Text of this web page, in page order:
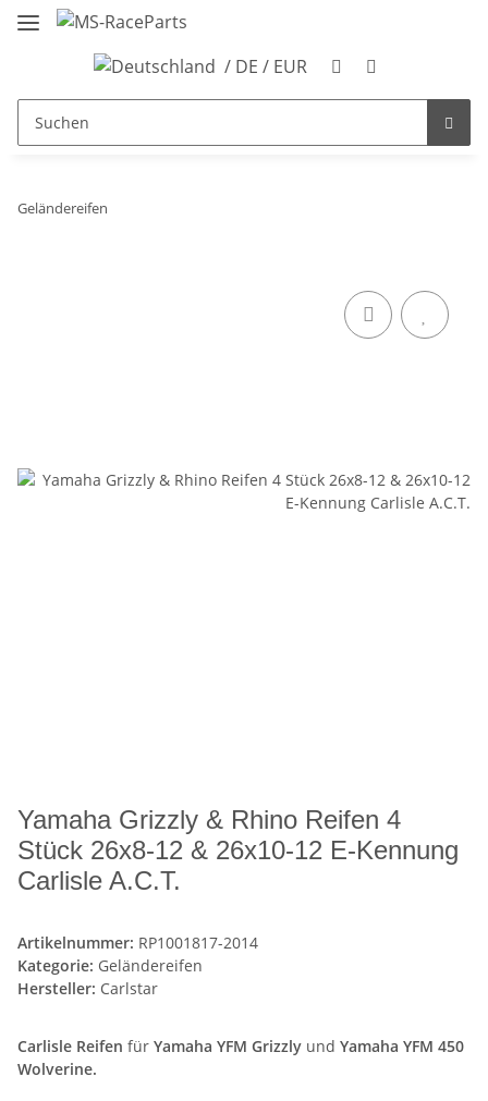
/ DE / EUR
Geländereifen
Yamaha Grizzly & Rhino Reifen 4
Stück 26x8-12 & 26x10-12 E-Kennung
Carlisle A.C.T.
Artikelnummer: RP1001817-2014
Kategorie: Geländereifen
Hersteller: Carlstar
Carlisle Reifen für Yamaha YFM Grizzly und Yamaha YFM 450
Wolverine.